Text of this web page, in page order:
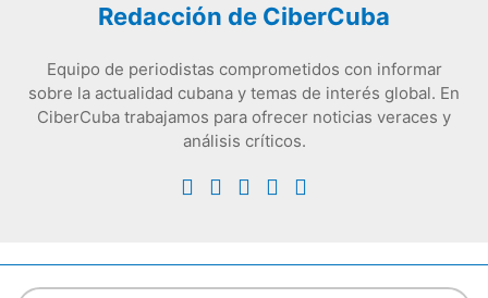
Redacción de CiberCuba
Equipo de periodistas comprometidos con informar
sobre la actualidad cubana y temas de interés global. En
CiberCuba trabajamos para ofrecer noticias veraces y
análisis críticos.